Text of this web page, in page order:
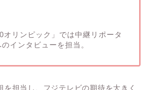
オリンピック」では中継リポータ
インタビューを担当。
を担当し、フジテレビの期待を大きく